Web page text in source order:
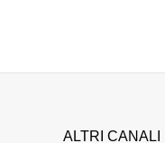
ALTRI CANALI